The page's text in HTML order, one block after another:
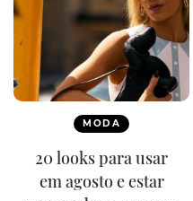
MODA
20 looks para usar
em agosto e estar